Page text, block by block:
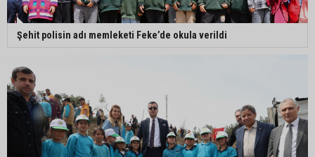
Şehit polisin adı memleketi Feke’de okula verildi